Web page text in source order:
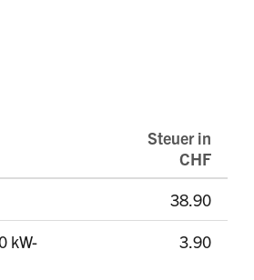
Steuer in
CHF
38.90
kW-
3.90